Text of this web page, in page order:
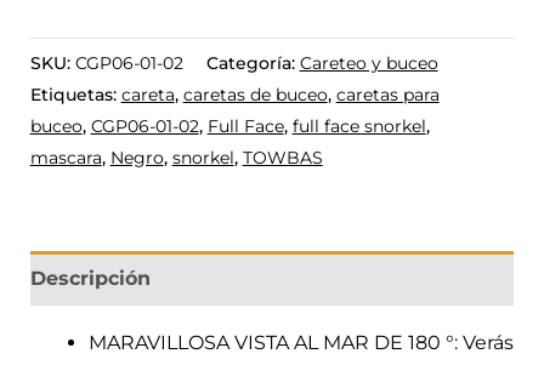
SKU: CGP06-01-02 Categoría: Careteo y buceo
Etiquetas: careta, caretas de buceo, caretas para
buceo, CGP06-01-02, Full Face, full face snorkel,
mascara, Negro, snorkel, TOWBAS
Descripción
MARAVILLOSA VISTA AL MAR DE 180 °: Verás